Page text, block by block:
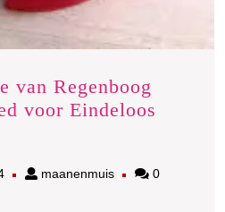
van Regenboog
voor Eindeloos
02
maanenmuismaanenmuis
0